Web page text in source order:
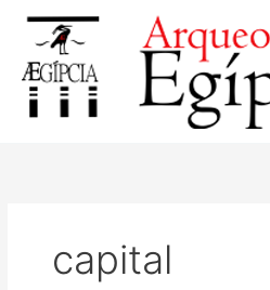
conteúdo
capital